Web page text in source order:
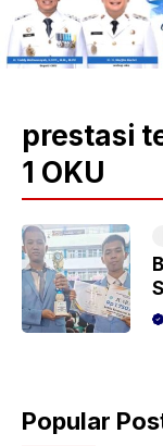
prestasi
1 OKU
Popular